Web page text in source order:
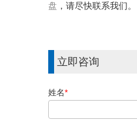
盘 ，请尽快联系我们。
立即咨询
姓名*